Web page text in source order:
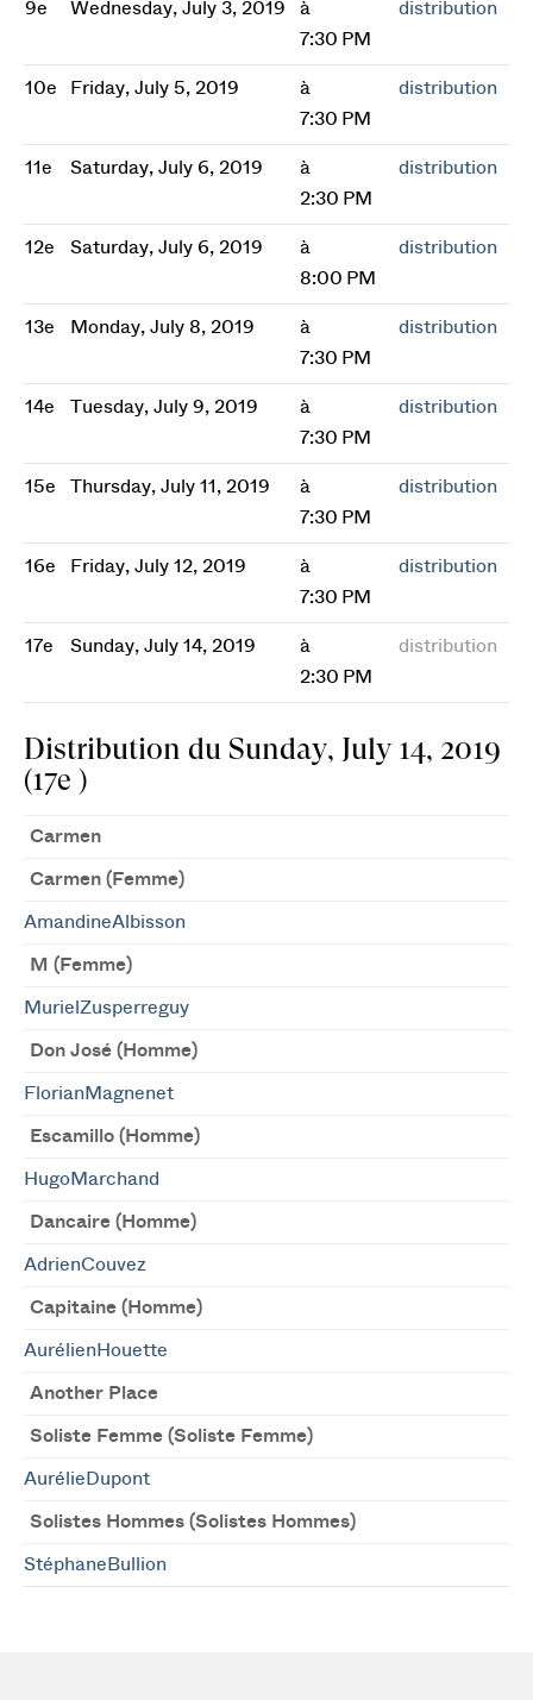
9e Wednesday, July 3, 2019
à
7:30 PM
distribution
10e Friday, July 5, 2019
à
7:30 PM
distribution
11e Saturday, July 6, 2019
à
2:30 PM
distribution
12e Saturday, July 6, 2019
à
8:00 PM
distribution
13e Monday, July 8, 2019
à
7:30 PM
distribution
14e Tuesday, July 9, 2019
à
7:30 PM
distribution
15e Thursday, July 11, 2019
à
7:30 PM
distribution
16e Friday, July 12, 2019
à
7:30 PM
distribution
17e Sunday, July 14, 2019
à
2:30 PM
distribution
Distribution du Sunday, July 14, 2019
(17e )
Carmen
Carmen (Femme)
AmandineAlbisson
M (Femme)
MurielZusperreguy
Don José (Homme)
FlorianMagnenet
Escamillo (Homme)
HugoMarchand
Dancaire (Homme)
AdrienCouvez
Capitaine (Homme)
AurélienHouette
Another Place
Soliste Femme (Soliste Femme)
AurélieDupont
Solistes Hommes (Solistes Hommes)
StéphaneBullion